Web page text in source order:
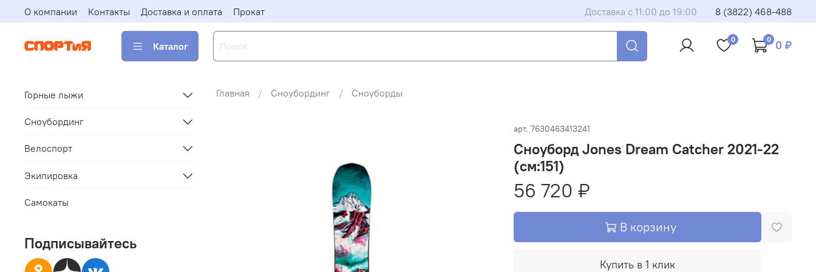
О компании Контакты Доставка и оплата Прокат Доставка с 11:00 до 19:00 8 (3822) 468-488
Каталог
0 0 0 ₽
Главная Сноубординг Сноуборды
арт. 7630463413241
Сноуборд Jones Dream Catcher 2021-22
(см:151)
56 720 ₽
В корзину
Купить в 1 клик
Горные лыжи
Сноубординг
Велоспорт
Экипировка
Самокаты
Подписывайтесь